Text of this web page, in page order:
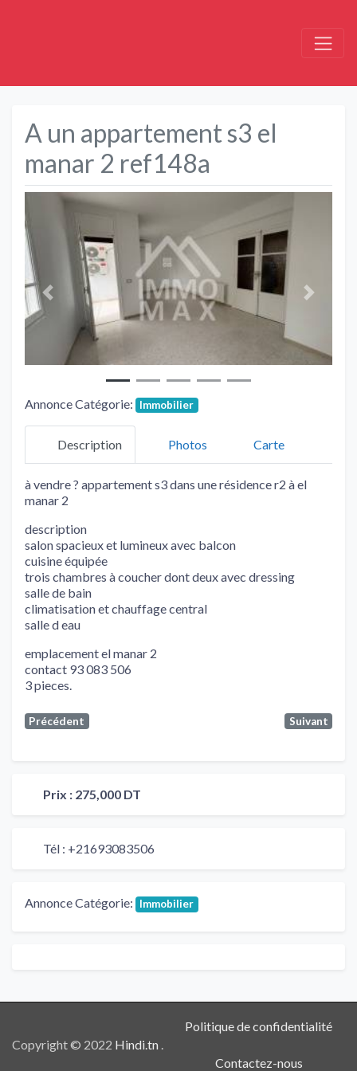
A un appartement s3 el
manar 2 ref148a
Précédent Suivant
Annonce Catégorie: Immobilier
Description Photos Carte
à vendre ? appartement s3 dans une résidence r2 à el
manar 2
description
salon spacieux et lumineux avec balcon
cuisine équipée
trois chambres à coucher dont deux avec dressing
salle de bain
climatisation et chauffage central
salle d eau
emplacement el manar 2
contact 93 083 506
3 pieces.
Précédent Suivant
Prix : 275,000 DT
Tél : +21693083506
Annonce Catégorie: Immobilier
Copyright © 2022 Hindi.tn .
Politique de confidentialité
Contactez-nous